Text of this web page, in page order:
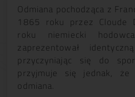
Odmiana pochodząca z
1865 roku przez Cloude
roku niemiecki
zaprezentował
przyczyniając się do
przyjmuje się jednak,
odmiana.